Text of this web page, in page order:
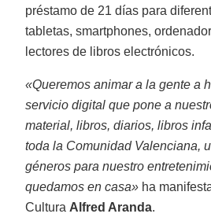
préstamo de 21 días para
tabletas, smartphones,
lectores de libros electrónicos.
«Queremos animar a la gente a
servicio digital que pone a
material, libros, diarios, libros
toda la Comunidad Valenciana,
géneros para nuestro
quedamos en casa» ha
Cultura Alfred Aranda.